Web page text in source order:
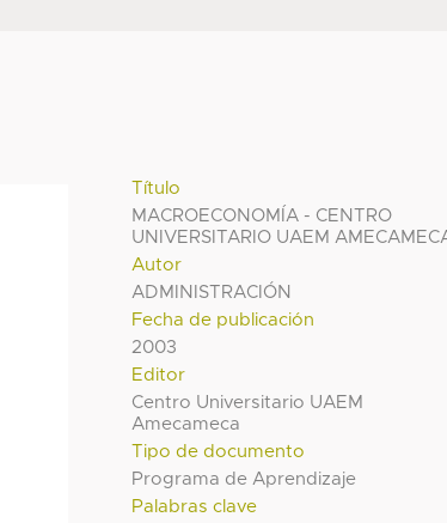
Título
MACROECONOMÍA - CENTRO
UNIVERSITARIO UAEM
Autor
ADMINISTRACIÓN
Fecha de publicación
2003
Editor
Centro Universitario UAEM
Amecameca
Tipo de documento
Programa de Aprendizaje
Palabras clave